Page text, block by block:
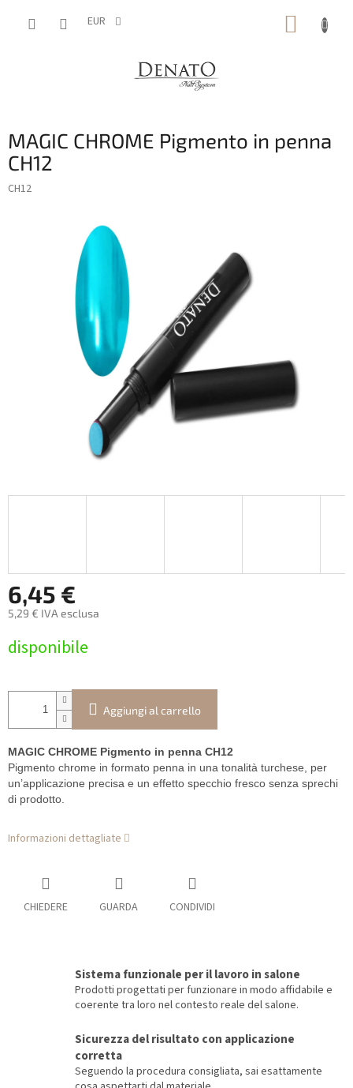
EUR
MAGIC CHROME Pigmento in penna
CH12
CH12
6,45 €
5,29 € IVA esclusa
della
disponibile
Aggiungi al carrello
MAGIC CHROME Pigmento in penna CH12
Pigmento chrome in formato penna in una tonalità turchese, per
un’applicazione precisa e un effetto specchio fresco senza sprechi
di prodotto.
Informazioni dettagliate
CHIEDERE GUARDA CONDIVIDI
Sistema funzionale per il lavoro in salone
Prodotti progettati per funzionare in modo affidabile e
coerente tra loro nel contesto reale del salone.
Sicurezza del risultato con applicazione
corretta
Seguendo la procedura consigliata, sai esattamente